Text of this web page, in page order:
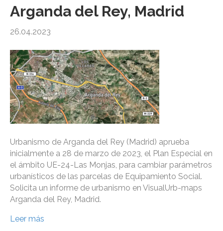
Arganda del Rey, Madrid
26.04.2023
Urbanismo de Arganda del Rey (Madrid) aprueba
inicialmente a 28 de marzo de 2023, el Plan Especial en
el ámbito UE-24-Las Monjas, para cambiar parámetros
urbanísticos de las parcelas de Equipamiento Social.
Solicita un informe de urbanismo en VisualUrb-maps
Arganda del Rey, Madrid.
Leer más